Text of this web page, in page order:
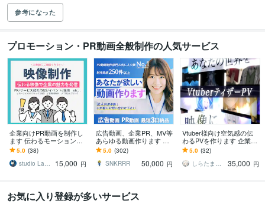
参考になった
プロモーション・PR動画全般制作の人気サービス
企業向けPR動画を制作し
ます 伝わるモーショング
ラフィックス・丁寧なヒ
アリングで理想を形に
5.0 (38)
studio Lambo
15,000 円
広告動画、企業PR、MV等
あらゆる動画作ります 初
めての方も丁寧にサポー
ト！長尺PR/VP動画も承
ります！
5.0 (302)
SNKRRR
50,000 円
Vtuber様向け空気感の伝
わるPVを作ります 企業実
績あり！あなたの世界を
映像にするお手伝いをし
ます！
5.0 (32)
しらたましろ。
35,000 円
お気に入り登録が多いサービス